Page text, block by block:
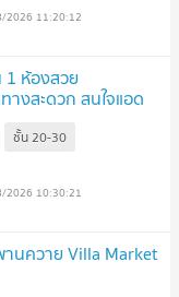
2026 11:20:12
1 ห้องสวย
างสะดวก สนใจแอด
ชั้น20-30
2026 10:30:21
านควาย Villa Market